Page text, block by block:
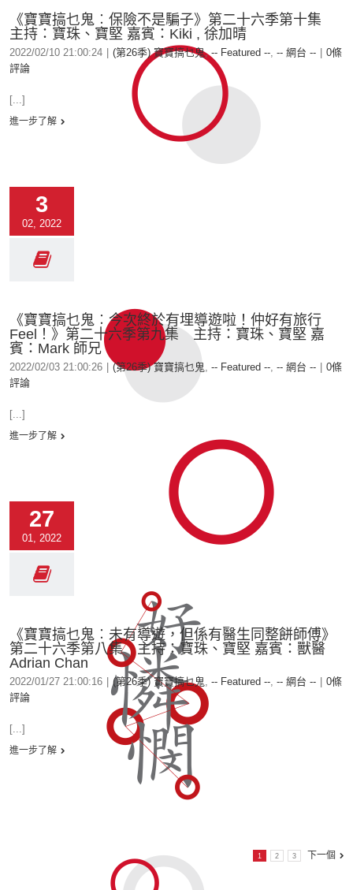
《寶寶搞乜鬼︰保險不是騙子》第二十六季第十集
主持：寶珠、寶堅 嘉賓：Kiki , 徐加晴
2022/02/10 21:00:24 (第26季) 寶寶搞乜鬼,-- Featured --, -- 網台 --
0條
評論
[...]
進一步了解
3
02, 2022
《寶寶搞乜鬼︰今次終於有埋導遊啦！仲好有旅行
Feel！》第二十六季第九集 主持：寶珠、寶堅 嘉
賓：Mark 師兄
2022/02/03 21:00:26 (第26季) 寶寶搞乜鬼, -- Featured --, -- 網台 --
0條
評論
[...]
進一步了解
27
01, 2022
《寶寶搞乜鬼︰未有導遊，但係有醫生同整餅師傅》
第二十六季第八集 主持：寶珠、寶堅 嘉賓：獸醫
Adrian Chan
2022/01/27 21:00:16 (第26季) 寶寶搞乜鬼, -- Featured --, -- 網台 --
0條
評論
[...]
進一步了解
1 2 3 下一個